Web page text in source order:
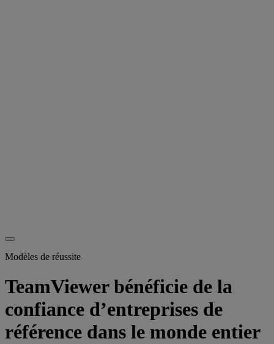
Modèles de réussite
TeamViewer bénéficie de la
confiance d’entreprises de
référence dans le monde entier